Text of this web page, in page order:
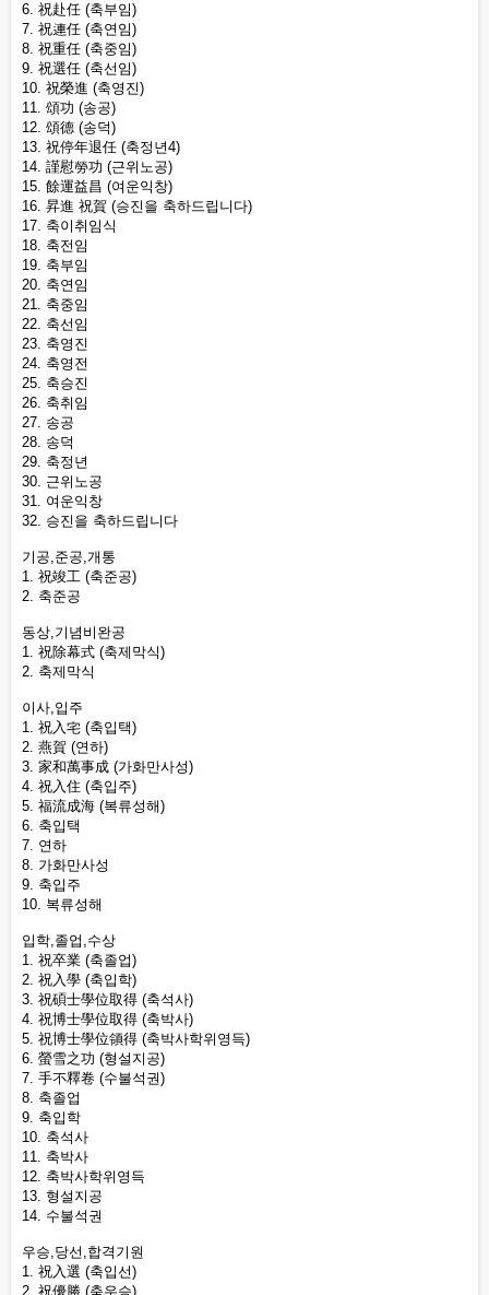
6. 祝赴任 (축부임)
7. 祝連任 (축연임)
8. 祝重任 (축중임)
9. 祝選任 (축선임)
10. 祝榮進 (축영진)
11. 頌功 (송공)
12. 頌德 (송덕)
13. 祝停年退任 (축정년4)
14. 謹慰勞功 (근위노공)
15. 餘運益昌 (여운익창)
16. 昇進 祝賀 (승진을 축하드립니다)
17. 축이취임식
18. 축전임
19. 축부임
20. 축연임
21. 축중임
22. 축선임
23. 축영진
24. 축영전
25. 축승진
26. 축취임
27. 송공
28. 송덕
29. 축정년
30. 근위노공
31. 여운익창
32. 승진을 축하드립니다
기공,준공,개통
1. 祝竣工 (축준공)
2. 축준공
동상,기념비완공
1. 祝除幕式 (축제막식)
2. 축제막식
이사,입주
1. 祝入宅 (축입택)
2. 燕賀 (연하)
3. 家和萬事成 (가화만사성)
4. 祝入住 (축입주)
5. 福流成海 (복류성해)
6. 축입택
7. 연하
8. 가화만사성
9. 축입주
10. 복류성해
입학,졸업,수상
1. 祝卒業 (축졸업)
2. 祝入學 (축입학)
3. 祝碩士學位取得 (축석사)
4. 祝博士學位取得 (축박사)
5. 祝博士學位領得 (축박사학위영득)
6. 螢雪之功 (형설지공)
7. 手不釋卷 (수불석권)
8. 축졸업
9. 축입학
10. 축석사
11. 축박사
12. 축박사학위영득
13. 형설지공
14. 수불석권
우승,당선,합격기원
1. 祝入選 (축입선)
2. 祝優勝 (축우승)